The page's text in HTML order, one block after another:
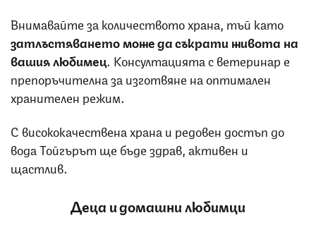
Внимавайте за количеството храна, тъй като
затлъстяването може да съкрати живота на
вашия любимец. Консултацията с ветеринар е
препоръчителна за изготвяне на оптимален
хранителен режим.
С висококачествена храна и редовен достъп до
вода Тойгърът ще бъде здрав, активен и
щастлив.
Деца и домашни любимци